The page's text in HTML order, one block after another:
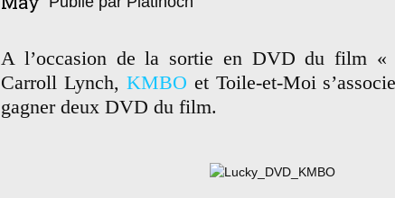
A l’occasion de la sortie en DVD du film «
Carroll Lynch, KMBO et Toile-et-Moi
gagner deux DVD du film.